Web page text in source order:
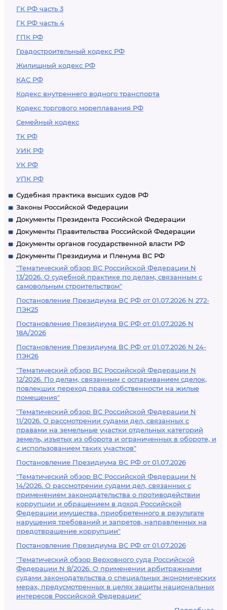
ГК РФ часть 3
ГК РФ часть 4
ГПК РФ
Градостроительный кодекс РФ
Жилищный кодекс РФ
КАС РФ
Кодекс внутреннего водного транспорта
Кодекс торгового мореплавания РФ
Семейный кодекс
ТК РФ
УИК РФ
УК РФ
УПК РФ
Судебная практика высших судов РФ
Законы Российской Федерации
Документы Президента Российской Федерации
Документы Правительства Российской Федерации
Документы органов государственной власти РФ
Документы Президиума и Пленума ВС РФ
"Тематический обзор ВС Российской Федерации N
13/2026. О судебной практике по делам, связанным с
самовольным строительством"
Постановление Президиума ВС РФ от 01.07.2026 N 272-
ПЭК25
Постановление Президиума ВС РФ от 01.07.2026 N
18А/2026
Постановление Президиума ВС РФ от 01.07.2026 N 24-
ПЭК26
"Тематический обзор ВС Российской Федерации N
12/2026. По делам, связанным с оспариванием сделок,
повлекших переход права собственности на жилые
помещения"
"Тематический обзор ВС Российской Федерации N
11/2026. О рассмотрении судами дел, связанных с
правами на земельные участки отдельных категорий
земель, изъятых из оборота и ограниченных в обороте, и
с использованием таких участков"
Постановление Президиума ВС РФ от 01.07.2026
"Тематический обзор ВС Российской Федерации N
14/2026. О рассмотрении судами дел, связанных с
применением законодательства о противодействии
коррупции и обращением в доход Российской
Федерации имущества, приобретенного в результате
нарушения требований и запретов, направленных на
предотвращение коррупции"
Постановление Президиума ВС РФ от 01.07.2026
"Тематический обзор Верховного суда Российской
Федерации N 8/2026. О применении арбитражными
судами законодательства о специальных экономических
мерах, предусмотренных в целях защиты национальных
интересов Российской Федерации"